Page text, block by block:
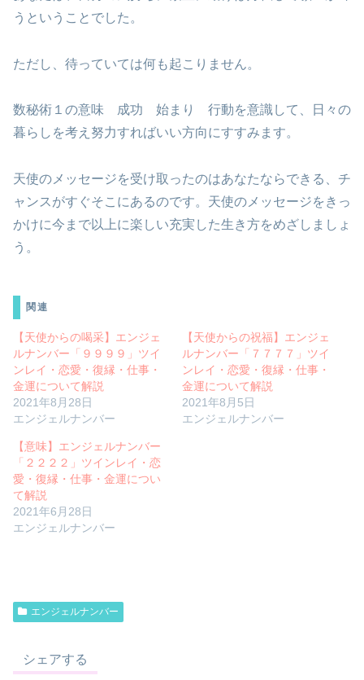
うということでした。
ただし、待っていては何も起こりません。
数秘術１の意味 成功 始まり 行動を意識して、日々の
暮らしを考え努力すればいい方向にすすみます。
天使のメッセージを受け取ったのはあなたならできる、チ
ャンスがすぐそこにあるのです。天使のメッセージをきっ
かけに今まで以上に楽しい充実した生き方をめざしましょ
う。
関連
【天使からの喝采】エンジェ
ルナンバー「９９９９」ツイ
ンレイ・恋愛・復縁・仕事・
金運について解説
2021年8月28日
エンジェルナンバー
【天使からの祝福】エンジェ
ルナンバー「７７７７」ツイ
ンレイ・恋愛・復縁・仕事・
金運について解説
2021年8月5日
エンジェルナンバー
【意味】エンジェルナンバー
「２２２２」ツインレイ・恋
愛・復縁・仕事・金運につい
て解説
2021年6月28日
エンジェルナンバー
エンジェルナンバー
シェアする